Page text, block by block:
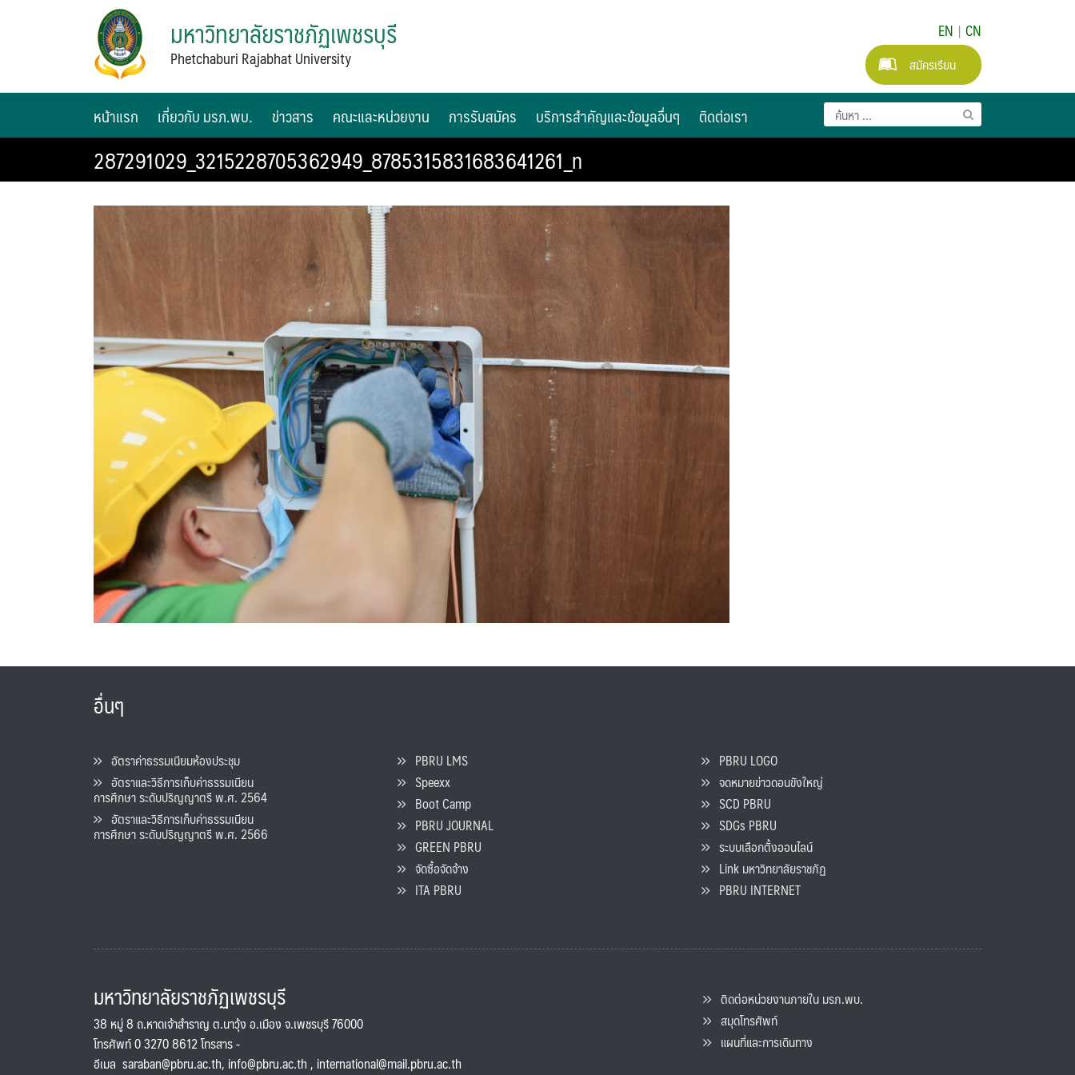
มหาวิทยาลัยราชภัฏเพชรบุรี
Phetchaburi Rajabhat University
EN | CN
สมัครเรียน
หน้าแรก เกี่ยวกับ มรภ.พบ. ข่าวสาร คณะและหน่วยงาน การรับสมัคร บริการสำคัญและข้อมูลอื่นๆ ติดต่อเรา
287291029_3215228705362949_8785315831683641261_n
อื่นๆ
อัตราค่าธรรมเนียมห้องประชุม
อัตราและวิธีการเก็บค่าธรรมเนียน
การศึกษา ระดับปริญญาตรี พ.ศ. 2564
อัตราและวิธีการเก็บค่าธรรมเนียน
การศึกษา ระดับปริญญาตรี พ.ศ. 2566
PBRU LMS
Speexx
Boot Camp
PBRU JOURNAL
GREEN PBRU
จัดซื้อจัดจ้าง
ITA PBRU
PBRU LOGO
จดหมายข่าวดอนขังใหญ่
SCD PBRU
SDGs PBRU
ระบบเลือกตั้งออนไลน์
Link มหาวิทยาลัยราชภัฏ
PBRU INTERNET
มหาวิทยาลัยราชภัฏเพชรบุรี
38 หมู่ 8 ถ.หาดเจ้าสำราญ ต.นาวุ้ง อ.เมือง จ.เพชรบุรี 76000
โทรศัพท์ 0 3270 8612 โทรสาร -
อีเมล saraban@pbru.ac.th, info@pbru.ac.th, international@mail.pbru.ac.th
ติดต่อหน่วยงานภายใน มรภ.พบ.
สมุดโทรศัพท์
แผนที่และการเดินทาง